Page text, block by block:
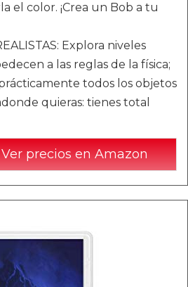
el color. ¡Crea un Bob a tu
Explora niveles
a las reglas de la física;
todos los objetos
quieras: tienes total
precios en Amazon